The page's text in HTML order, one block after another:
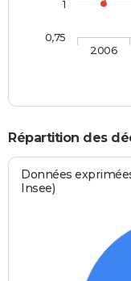
2006
0,75
1
Répartition des
Données
Insee)